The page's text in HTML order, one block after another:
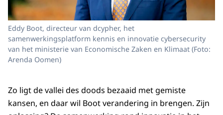
Eddy Boot, directeur van dcypher, het
samenwerkingsplatform kennis en innovatie cybersecurity
van het ministerie van Economische Zaken en Klimaat (Foto:
Arenda Oomen)
Zo ligt de vallei des doods bezaaid met gemiste
kansen, en daar wil Boot verandering in brengen. Zijn